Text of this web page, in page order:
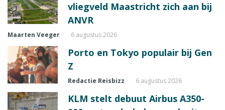
vliegveld Maastricht zich aan bij
ANVR
Maarten Veeger 6 augustus 2026
Porto en Tokyo populair bij Gen
Z
Redactie Reisbizz 6 augustus 2026
KLM stelt debuut Airbus A350-